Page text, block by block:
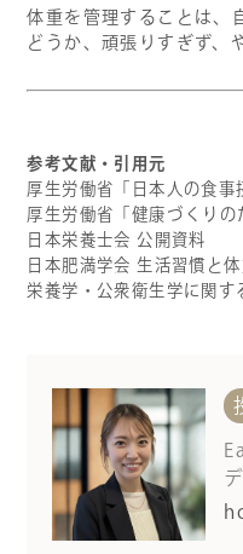
体重を管理することは、
どうか、頑張りすぎず、
参考文献・引用元
厚生労働省「日本人の食事
厚生労働省「健康づくりの
日本栄養士会 公開資料
日本肥満学会 生活習慣と
栄養学・公衆衛生学に関す